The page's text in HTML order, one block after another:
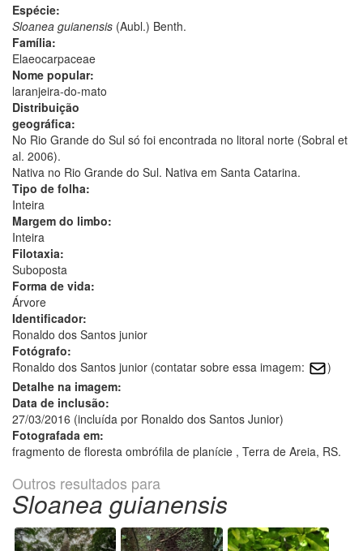
Espécie:
Sloanea guianensis (Aubl.) Benth.
Família:
Elaeocarpaceae
Nome popular:
laranjeira-do-mato
Distribuição
geográfica:
No Rio Grande do Sul só foi encontrada no litoral norte (Sobral et
al. 2006).
Nativa no Rio Grande do Sul. Nativa em Santa Catarina.
Tipo de folha:
Inteira
Margem do limbo:
Inteira
Filotaxia:
Suboposta
Forma de vida:
Árvore
Identificador:
Ronaldo dos Santos junior
Fotógrafo:
Ronaldo dos Santos junior (contatar sobre essa imagem:
)
Detalhe na imagem:
Data de inclusão:
27/03/2016 (incluída por Ronaldo dos Santos Junior)
Fotografada em:
fragmento de floresta ombrófila de planície , Terra de Areia, RS.
Outros resultados para
Sloanea guianensis